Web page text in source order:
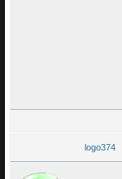
logo374